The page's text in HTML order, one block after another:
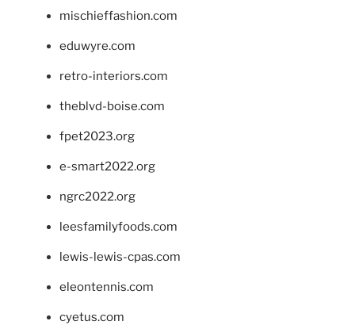
mischieffashion.com
eduwyre.com
retro-interiors.com
theblvd-boise.com
fpet2023.org
e-smart2022.org
ngrc2022.org
leesfamilyfoods.com
lewis-lewis-cpas.com
eleontennis.com
cyetus.com